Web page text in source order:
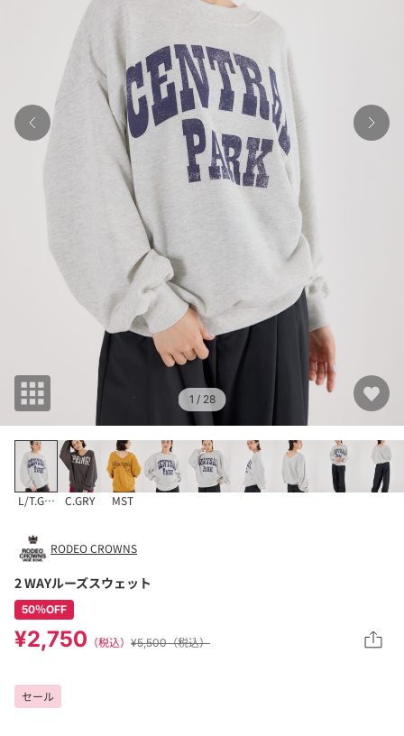
1 / 28
L/T.GRY1 C.GRY MST
RODEO CROWNS
2 WAYルーズスウェット
50％OFF
¥2,750 （税込） ¥5,500（税込）
セール